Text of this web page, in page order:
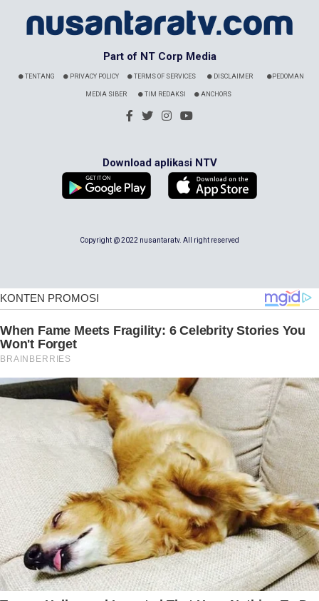
Part of NT Corp Media
TENTANG PRIVACY POLICY TERMS OF SERVICES DISCLAIMER PEDOMAN
MEDIA SIBER TIM REDAKSI ANCHORS
Download aplikasi NTV
Copyright @ 2022 nusantaratv. All right reserved